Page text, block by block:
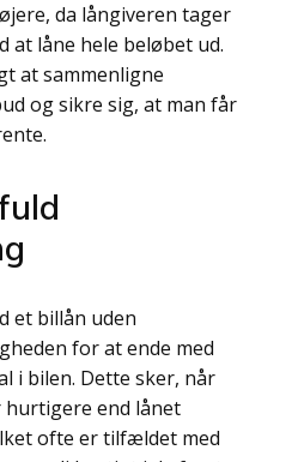
da långiveren tager
at låne hele beløbet ud.
at sammenligne
og sikre sig, at man får
et billån uden
for at ende med
i bilen. Dette sker, når
end lånet
ofte er tilfældet med